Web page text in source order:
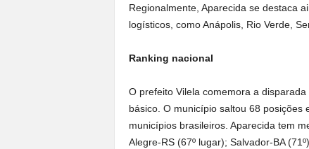
Regionalmente, Aparecida se destaca
logísticos, como Anápolis, Rio Verde,
Ranking nacional
O prefeito Vilela comemora a
básico. O município saltou 68 posições
municípios brasileiros. Aparecida tem
Alegre-RS (67º lugar); Salvador-BA